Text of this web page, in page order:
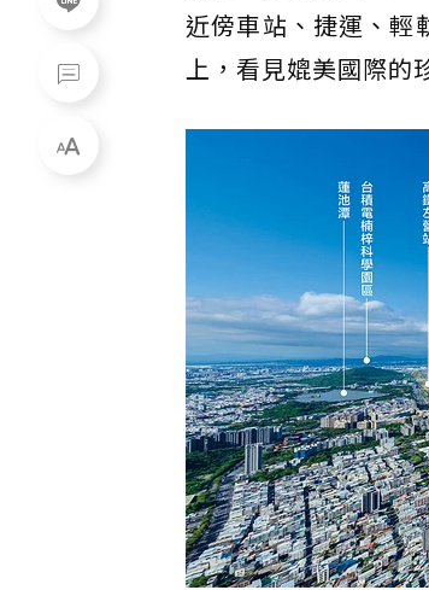
近傍車站、捷運、輕
上，看見媲美國際的